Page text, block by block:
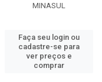
MINASUL
Faça seu login ou
cadastre-se para
ver preços e
comprar